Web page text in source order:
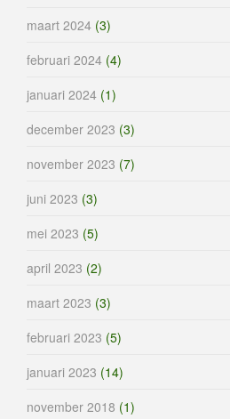
maart 2024 (3)
februari 2024 (4)
januari 2024 (1)
december 2023 (3)
november 2023 (7)
juni 2023 (3)
mei 2023 (5)
april 2023 (2)
maart 2023 (3)
februari 2023 (5)
januari 2023 (14)
november 2018 (1)